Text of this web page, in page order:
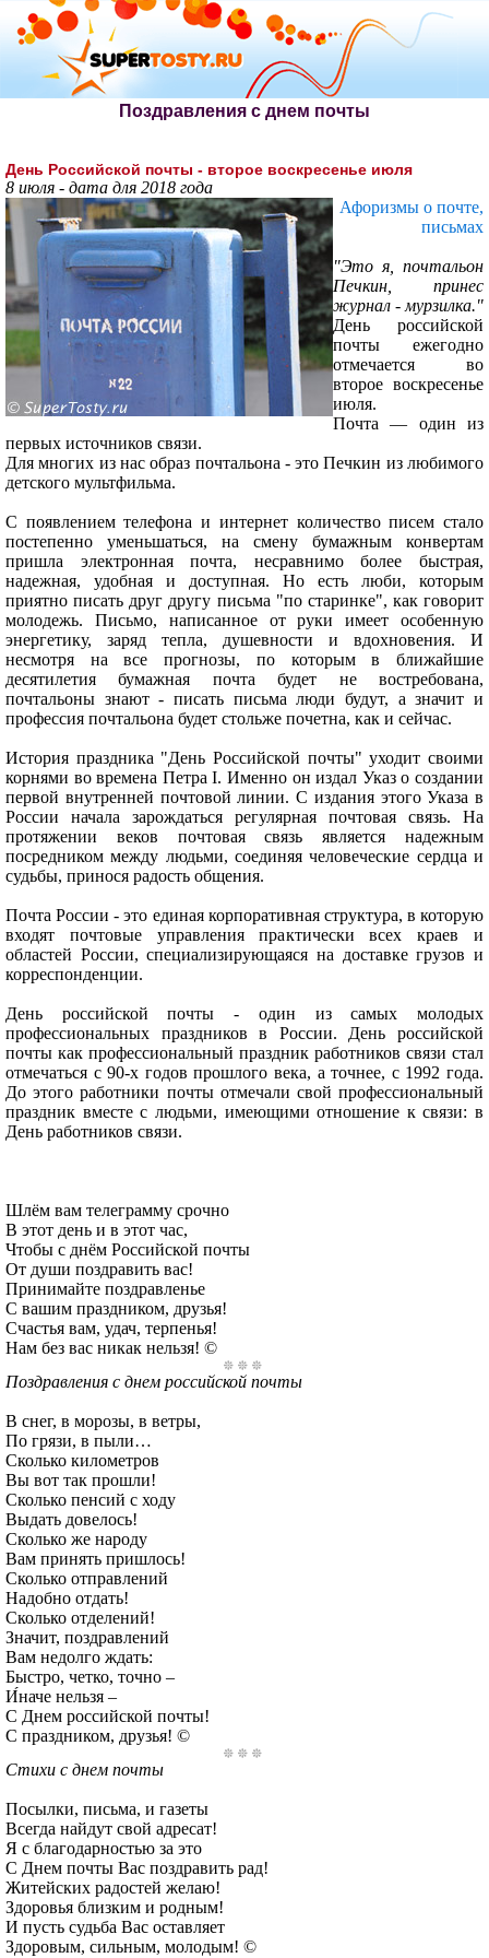
Поздравления с днем почты
День Российской почты - второе воскресенье июля
8 июля - дата для 2018 года
Афоризмы о почте,
письмах
"Это я, почтальон
Печкин, принес
журнал - мурзилка."
День российской
почты ежегодно
отмечается во
второе воскресенье
июля.
Почта — один из
первых источников связи.
Для многих из нас образ почтальона - это Печкин из любимого
детского мультфильма.
С появлением телефона и интернет количество писем стало
постепенно уменьшаться, на смену бумажным конвертам
пришла электронная почта, несравнимо более быстрая,
надежная, удобная и доступная. Но есть люби, которым
приятно писать друг другу письма "по старинке", как говорит
молодежь. Письмо, написанное от руки имеет особенную
энергетику, заряд тепла, душевности и вдохновения. И
несмотря на все прогнозы, по которым в ближайшие
десятилетия бумажная почта будет не востребована,
почтальоны знают - писать письма люди будут, а значит и
профессия почтальона будет стольже почетна, как и сейчас.
История праздника "День Российской почты" уходит своими
корнями во времена Петра I. Именно он издал Указ о создании
первой внутренней почтовой линии. С издания этого Указа в
России начала зарождаться регулярная почтовая связь. На
протяжении веков почтовая связь является надежным
посредником между людьми, соединяя человеческие сердца и
судьбы, принося радость общения.
Почта России - это единая корпоративная структура, в которую
входят почтовые управления практически всех краев и
областей России, специализирующаяся на доставке грузов и
корреспонденции.
День российской почты - один из самых молодых
профессиональных праздников в России. День российской
почты как профессиональный праздник работников связи стал
отмечаться с 90-х годов прошлого века, а точнее, с 1992 года.
До этого работники почты отмечали свой профессиональный
праздник вместе с людьми, имеющими отношение к связи: в
День работников связи.
Шлём вам телеграмму срочно
В этот день и в этот час,
Чтобы с днём Российской почты
От души поздравить вас!
Принимайте поздравленье
С вашим праздником, друзья!
Счастья вам, удач, терпенья!
Нам без вас никак нельзя! ©
Поздравления с днем российской почты
В снег, в морозы, в ветры,
По грязи, в пыли…
Сколько километров
Вы вот так прошли!
Сколько пенсий с ходу
Выдать довелось!
Сколько же народу
Вам принять пришлось!
Сколько отправлений
Надобно отдать!
Сколько отделений!
Значит, поздравлений
Вам недолго ждать:
Быстро, четко, точно –
И́наче нельзя –
С Днем российской почты!
С праздником, друзья! ©
Стихи с днем почты
Посылки, письма, и газеты
Всегда найдут свой адресат!
Я с благодарностью за это
С Днем почты Вас поздравить рад!
Житейских радостей желаю!
Здоровья близким и родным!
И пусть судьба Вас оставляет
Здоровым, сильным, молодым! ©